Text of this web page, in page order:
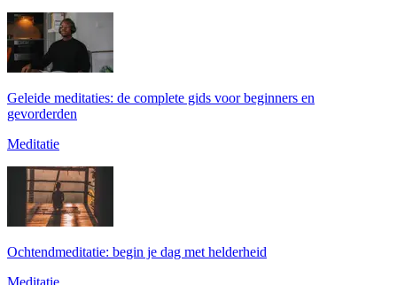
Geleide meditaties: de complete gids voor beginners en
gevorderden
Meditatie
Ochtendmeditatie: begin je dag met helderheid
Meditatie